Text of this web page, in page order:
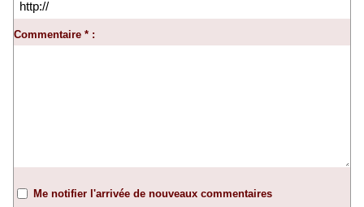
Commentaire * :
Me notifier l'arrivée de nouveaux commentaires